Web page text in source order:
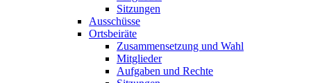
Sitzungen
Ausschüsse
Ortsbeiräte
Zusammensetzung und Wahl
Mitglieder
Aufgaben und Rechte